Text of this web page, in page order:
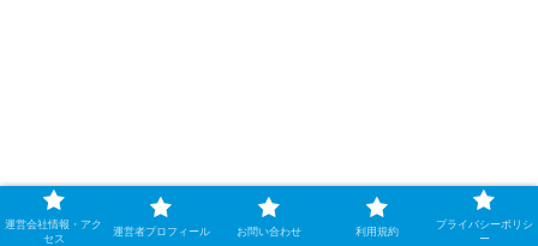
運営会社情報・アク
セス
運営者プロフィール お問い合わせ 利用規約
プライバシーポリシ
ー